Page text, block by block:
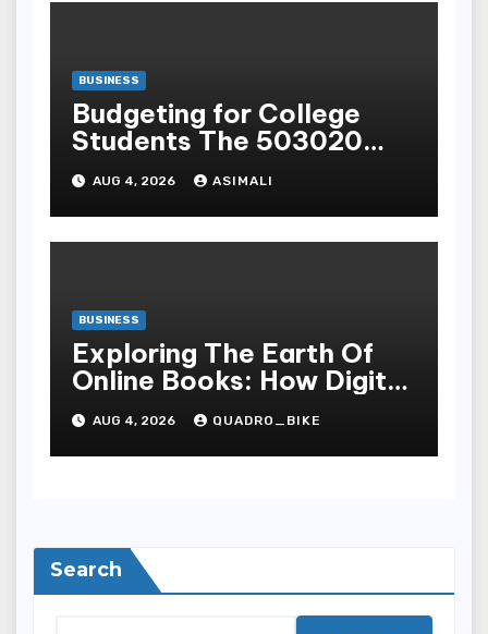
BUSINESS
Budgeting for College
Students The 503020
Rule for OnCampus and
OffCampus Living
AUG 4, 2026 ASIMALI
BUSINESS
Exploring The Earth Of
Online Books: How Digital
Recital Has Changed
Learnedness,
Entertainment, Cognition,
AUG 4, 2026 QUADRO_BIKE
Search